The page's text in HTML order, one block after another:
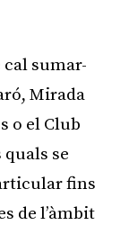
sumar-
Mirada
o el Club
se
fins
de l’àmbit